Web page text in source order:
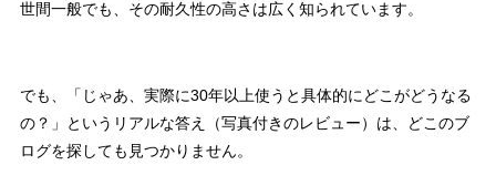
世間一般でも、その耐久性の高さは広く知られています。
でも、「じゃあ、実際に30年以上使うと具体的にどこがどうなる
の？」というリアルな答え（写真付きのレビュー）は、どこのブ
ログを探しても見つかりません。